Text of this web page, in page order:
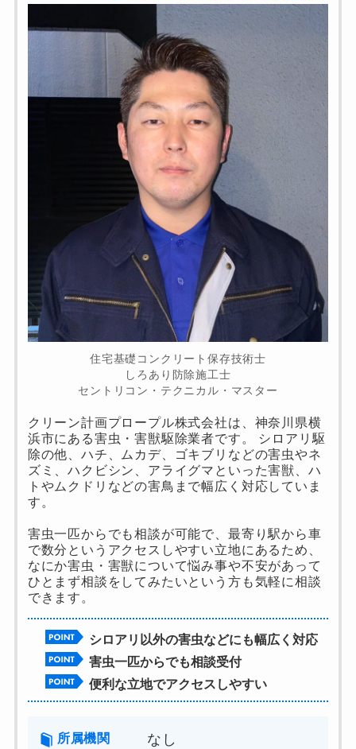
住宅基礎コンクリート保存技術士
しろあり防除施工士
セントリコン・テクニカル・マスター
クリーン計画プロープル株式会社は、神奈川県横
浜市にある害虫・害獣駆除業者です。 シロアリ駆
除の他、ハチ、ムカデ、ゴキブリなどの害虫やネ
ズミ、ハクビシン、アライグマといった害獣、ハ
トやムクドリなどの害鳥まで幅広く対応していま
す。
害虫一匹からでも相談が可能で、最寄り駅から車
で数分というアクセスしやすい立地にあるため、
なにか害虫・害獣について悩み事や不安があって
ひとまず相談をしてみたいという方も気軽に相談
できます。
シロアリ以外の害虫などにも幅広く対応
害虫一匹からでも相談受付
便利な立地でアクセスしやすい
所属機関 なし